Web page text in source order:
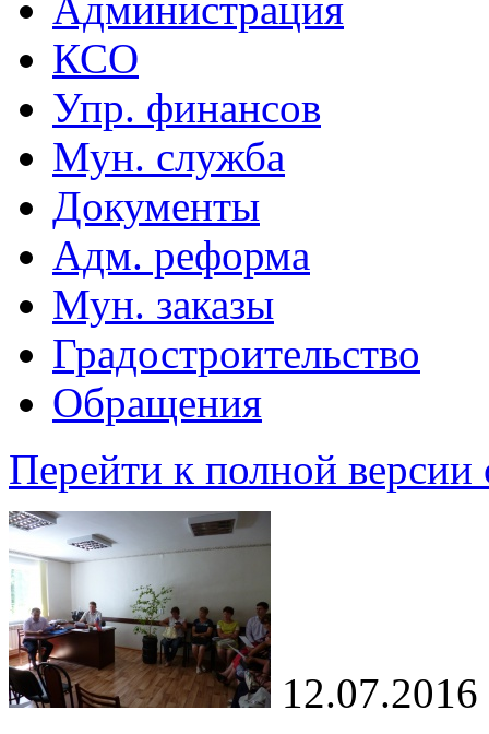
КСО
Упр. финансов
Мун. служба
Документы
Адм. реформа
Мун. заказы
Градостроительство
Обращения
Перейти к полной версии
12.07.2016